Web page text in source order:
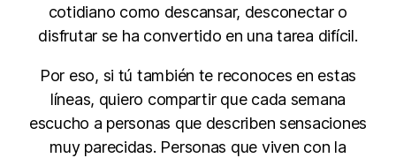
cotidiano como descansar, desconectar o
disfrutar se ha convertido en una tarea difícil.
Por eso, si tú también te reconoces en estas
líneas, quiero compartir que cada semana
escucho a personas que describen sensaciones
muy parecidas. Personas que viven con la